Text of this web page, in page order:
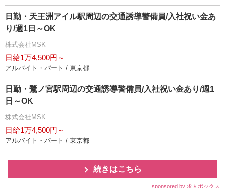
日勤・天王洲アイル駅周辺の交通誘導警備員/入社祝い金あ
り/週1日～OK
株式会社MSK
日給1万4,500円～
アルバイト・パート / 東京都
日勤・鷺ノ宮駅周辺の交通誘導警備員/入社祝い金あり/週1
日～OK
株式会社MSK
日給1万4,500円～
アルバイト・パート / 東京都
続きはこちら
sponsored by 求人ボックス